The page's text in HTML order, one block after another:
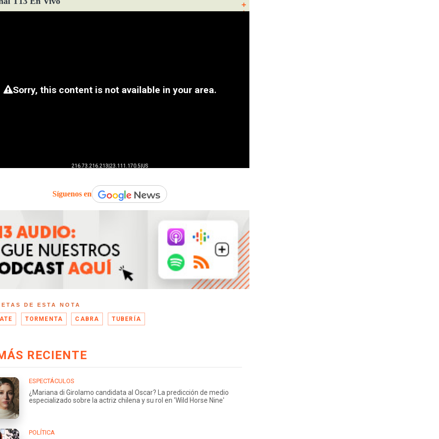
Síguenos en
DE ESTA NOTA
TORMENTA CABRA TUBERÍA
RECIENTE
ESPECTÁCULOS
¿Mariana di Girolamo candidata al Oscar? La predicción de medio
especializado sobre la actriz chilena y su rol en 'Wild Horse Nine'
POLÍTICA